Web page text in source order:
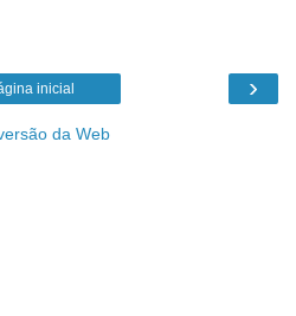
›
inicial
da Web